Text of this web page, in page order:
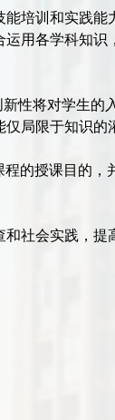
培训和实践能
用各学科知识
性将对学生的
局限于知识的
的授课目的，
社会实践，提